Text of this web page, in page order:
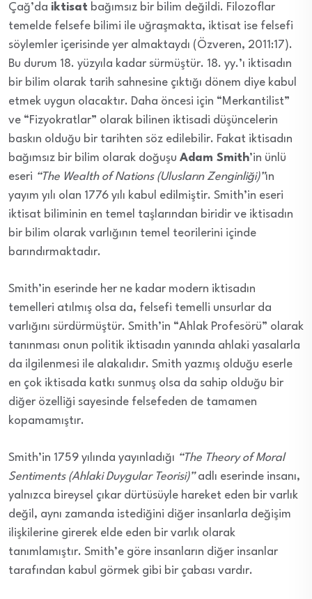
Çağ’da iktisat bağımsız bir bilim değildi. Filozoflar
temelde felsefe bilimi ile uğraşmakta, iktisat ise felsefi
söylemler içerisinde yer almaktaydı (Özveren, 2011:17).
Bu durum 18. yüzyıla kadar sürmüştür. 18. yy.’ı iktisadın
bir bilim olarak tarih sahnesine çıktığı dönem diye kabul
etmek uygun olacaktır. Daha öncesi için “Merkantilist”
ve “Fizyokratlar” olarak bilinen iktisadi düşüncelerin
baskın olduğu bir tarihten söz edilebilir. Fakat iktisadın
bağımsız bir bilim olarak doğuşu Adam Smith’in ünlü
eseri “The Wealth of Nations (Ulusların Zenginliği)”ın
yayım yılı olan 1776 yılı kabul edilmiştir. Smith’in eseri
iktisat biliminin en temel taşlarından biridir ve iktisadın
bir bilim olarak varlığının temel teorilerini içinde
barındırmaktadır.
Smith’in eserinde her ne kadar modern iktisadın
temelleri atılmış olsa da, felsefi temelli unsurlar da
varlığını sürdürmüştür. Smith’in “Ahlak Profesörü” olarak
tanınması onun politik iktisadın yanında ahlaki yasalarla
da ilgilenmesi ile alakalıdır. Smith yazmış olduğu eserle
en çok iktisada katkı sunmuş olsa da sahip olduğu bir
diğer özelliği sayesinde felsefeden de tamamen
kopamamıştır.
Smith’in 1759 yılında yayınladığı “The Theory of Moral
Sentiments (Ahlaki Duygular Teorisi)”adlı eserinde insanı,
yalnızca bireysel çıkar dürtüsüyle hareket eden bir varlık
değil, aynı zamanda istediğini diğer insanlarla değişim
ilişkilerine girerek elde eden bir varlık olarak
tanımlamıştır. Smith’e göre insanların diğer insanlar
tarafından kabul görmek gibi bir çabası vardır.